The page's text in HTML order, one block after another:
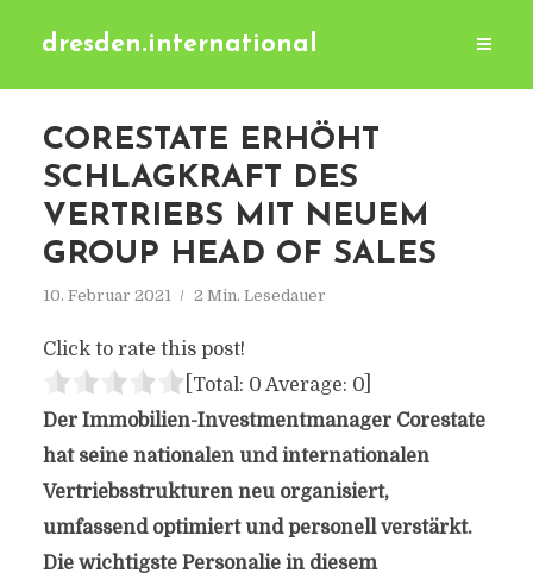
dresden.international
CORESTATE ERHÖHT
SCHLAGKRAFT DES
VERTRIEBS MIT NEUEM
GROUP HEAD OF SALES
10. Februar 2021 2 Min. Lesedauer
Click to rate this post!
[Total: 0 Average: 0]
Der Immobilien-Investmentmanager Corestate
hat seine nationalen und internationalen
Vertriebsstrukturen neu organisiert,
umfassend optimiert und personell verstärkt.
Die wichtigste Personalie in diesem